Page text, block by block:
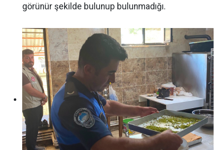
görünür şekilde bulunup bulunmadığı.